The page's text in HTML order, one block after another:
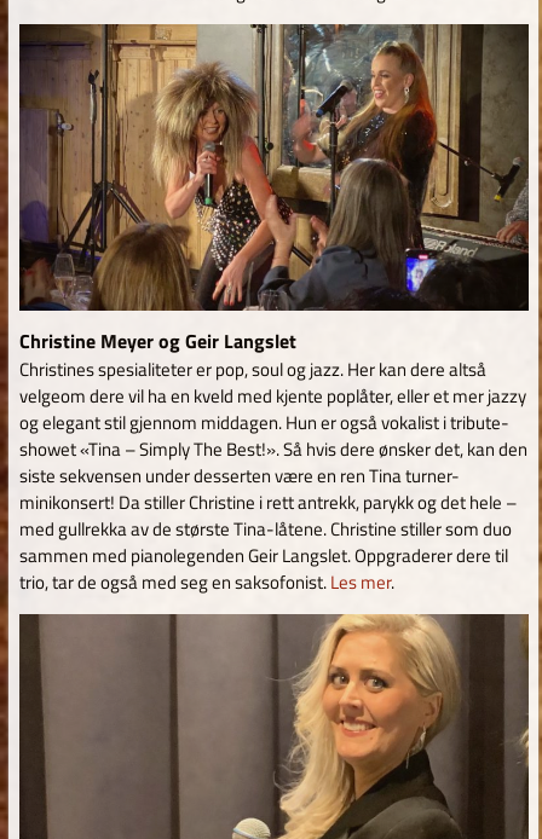
Christine Meyer og Geir Langslet
Christines spesialiteter er pop, soul og jazz. Her kan dere altså
velgeom dere vil ha en kveld med kjente poplåter, eller et mer jazzy
og elegant stil gjennom middagen. Hun er også vokalist i tribute-
showet «Tina – Simply The Best!». Så hvis dere ønsker det, kan den
siste sekvensen under desserten være en ren Tina turner-
minikonsert! Da stiller Christine i rett antrekk, parykk og det hele –
med gullrekka av de største Tina-låtene. Christine stiller som duo
sammen med pianolegenden Geir Langslet. Oppgraderer dere til
trio, tar de også med seg en saksofonist.Les mer.